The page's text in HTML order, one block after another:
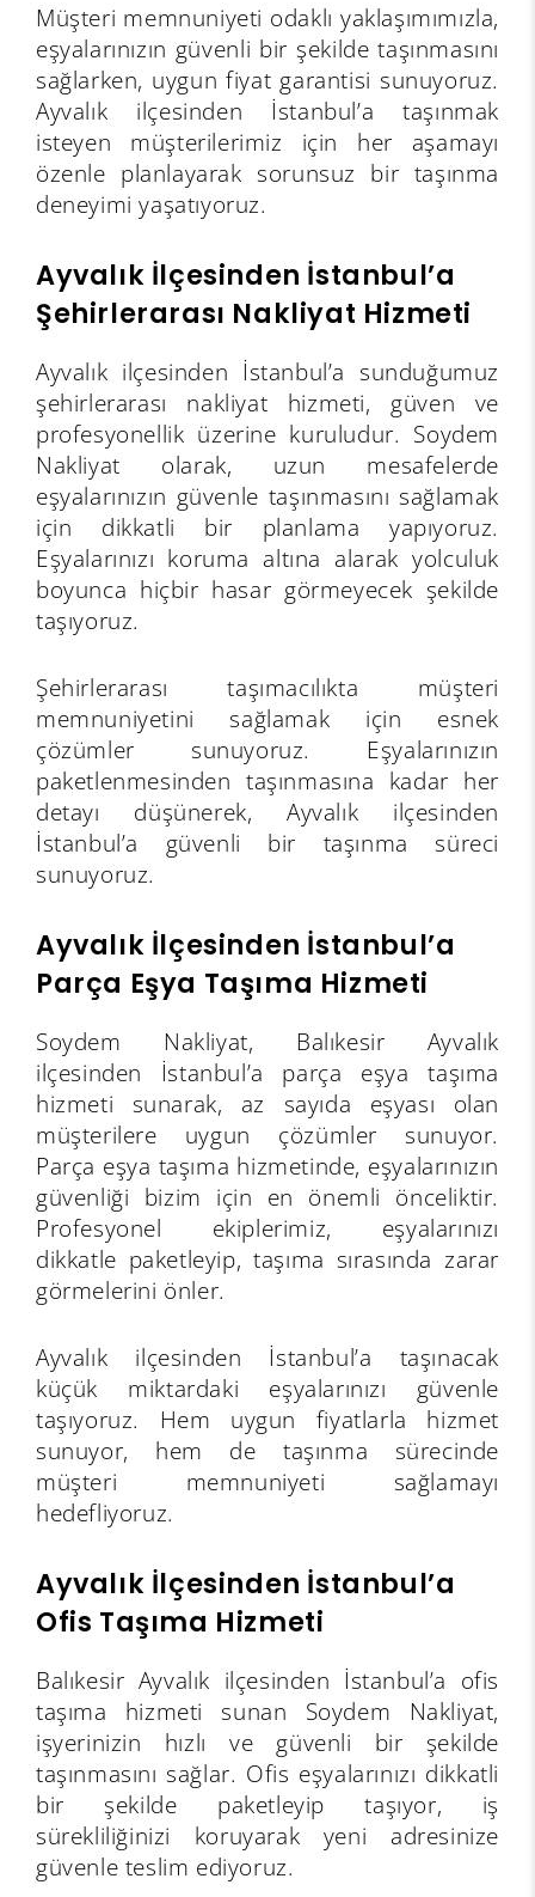
Müşteri memnuniyeti odaklı yaklaşımımızla,
eşyalarınızın güvenli bir şekilde taşınmasını
sağlarken, uygun fiyat garantisi sunuyoruz.
Ayvalık ilçesinden İstanbul’a taşınmak
isteyen müşterilerimiz için her aşamayı
özenle planlayarak sorunsuz bir taşınma
deneyimi yaşatıyoruz.
Ayvalık İlçesinden İstanbul’a
Şehirlerarası Nakliyat Hizmeti
Ayvalık ilçesinden İstanbul’a sunduğumuz
şehirlerarası nakliyat hizmeti, güven ve
profesyonellik üzerine kuruludur. Soydem
Nakliyat olarak, uzun mesafelerde
eşyalarınızın güvenle taşınmasını sağlamak
için dikkatli bir planlama yapıyoruz.
Eşyalarınızı koruma altına alarak yolculuk
boyunca hiçbir hasar görmeyecek şekilde
taşıyoruz.
Şehirlerarası taşımacılıkta müşteri
memnuniyetini sağlamak için esnek
çözümler sunuyoruz. Eşyalarınızın
paketlenmesinden taşınmasına kadar her
detayı düşünerek, Ayvalık ilçesinden
İstanbul’a güvenli bir taşınma süreci
sunuyoruz.
Ayvalık İlçesinden İstanbul’a
Parça Eşya Taşıma Hizmeti
Soydem Nakliyat, Balıkesir Ayvalık
ilçesinden İstanbul’a parça eşya taşıma
hizmeti sunarak, az sayıda eşyası olan
müşterilere uygun çözümler sunuyor.
Parça eşya taşıma hizmetinde, eşyalarınızın
güvenliği bizim için en önemli önceliktir.
Profesyonel ekiplerimiz, eşyalarınızı
dikkatle paketleyip, taşıma sırasında zarar
görmelerini önler.
Ayvalık ilçesinden İstanbul’a taşınacak
küçük miktardaki eşyalarınızı güvenle
taşıyoruz. Hem uygun fiyatlarla hizmet
sunuyor, hem de taşınma sürecinde
müşteri memnuniyeti sağlamayı
hedefliyoruz.
Ayvalık İlçesinden İstanbul’a
Ofis Taşıma Hizmeti
Balıkesir Ayvalık ilçesinden İstanbul’a ofis
taşıma hizmeti sunan Soydem Nakliyat,
işyerinizin hızlı ve güvenli bir şekilde
taşınmasını sağlar. Ofis eşyalarınızı dikkatli
bir şekilde paketleyip taşıyor, iş
sürekliliğinizi koruyarak yeni adresinize
güvenle teslim ediyoruz.